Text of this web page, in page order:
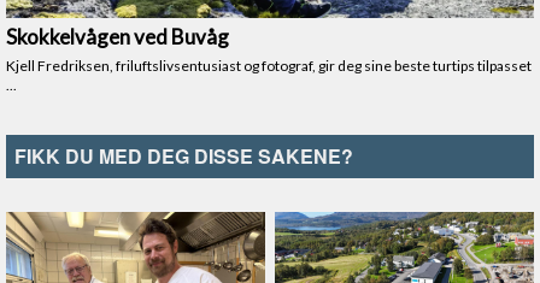
FIKK DU MED DEG DISSE SAKENE?